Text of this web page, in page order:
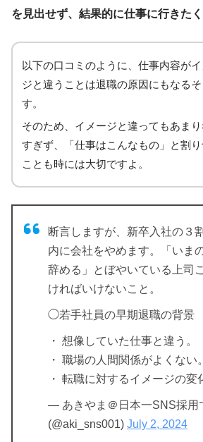
を見出せず、結果的に仕事に行きたく
以下の口コミのように、仕事内容が
ジと違うことは退職の原因にもなる
す。
そのため、イメージと違ってもあまり
すぎず、「仕事はこんなもの」と割り
ことも時には大切ですよ。
断言しますが、新卒入社の３
内に会社をやめます。「いま
辞める」とぼやいている上司
ければいけないこと。
◯若手社員の早期退職の背景
・ 想像していた仕事と違う。
・ 職場の人間関係がよくない。
・ 転職に対するイメージの
— あきやま＠日本一SNS採用
(@aki_sns001) July 2, 2024